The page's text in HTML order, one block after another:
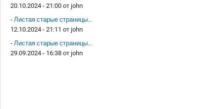
20.10.2024 - 21:00 от john
- Листая старые страницы...
12.10.2024 - 21:11 от john
- Листая старые страницы...
29.09.2024 - 16:38 от john